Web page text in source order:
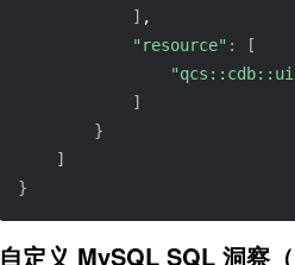
] ,
"resource" :
[
]
}
]
}
自定义 MySQL SQL 洞察